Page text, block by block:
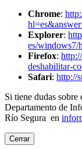
Chrome:
Explorer:
es/windows7/
Firefox:
deshabilitar-
Safari: http://
Si tiene dudas
Departamento de
Río Segura en
Cerrar